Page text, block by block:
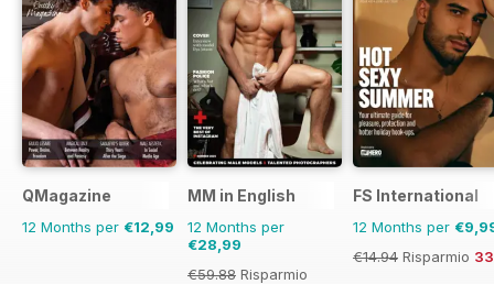
QMagazine
12 Months per €12,99
MM in English
12 Months per
€28,99
€59.88 Risparmio
FS International
12 Months per
€14.94 Risparmio